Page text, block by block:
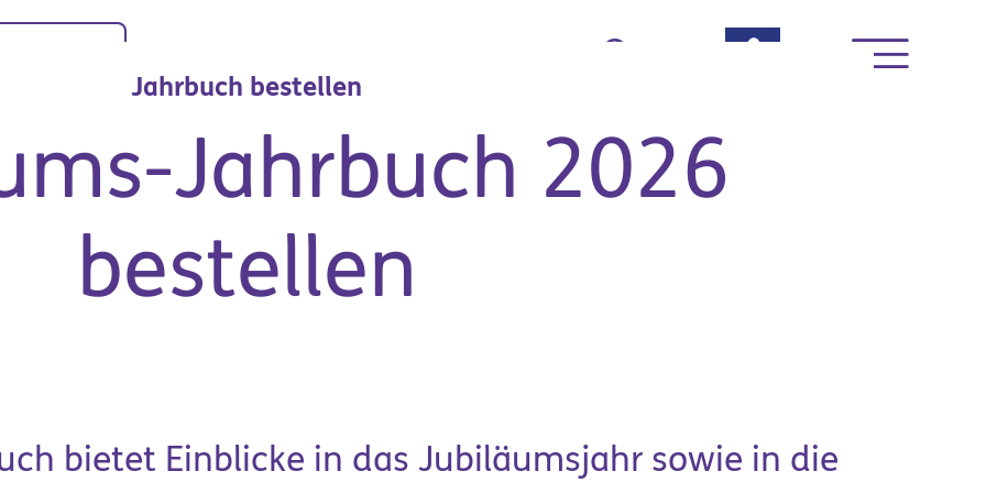
Unternehmen
Jahrbuch bestellen
Jahrbuch 2026
bestellen
bietet Einblicke in das Jubiläumsjahr sowie in die